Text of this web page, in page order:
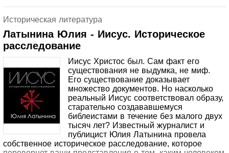
теологиями. Двум персонажам уделено особое
внимание. Фигура Иуды Фомы, претендовавшего на
звание духовного близнеца Христа и проповедовавшего
за Евфратом, переворачивает традиционное
представление о христианстве как о вере,
развивавшейся в пределах Римской империи. А фигура
Иоанна Крестителя — религиозно-политического лидера
невероятного авторитета и мощи — принципиально
меняет представления о времени и причине
возникновения гностицизма.
Историческая литература
Латынина Юлия - Иисус. Историческое
расследование
Иисус Христос был. Сам факт его
существования не выдумка, не миф.
Его существование доказывает
множество документов. Но насколько
реальный Иисус соответствовал образу,
старательно создававшемуся
библеистами в течение без малого двух
тысяч лет? Известный журналист и
публицист Юлия Латынина провела
собственное историческое расследование, которое